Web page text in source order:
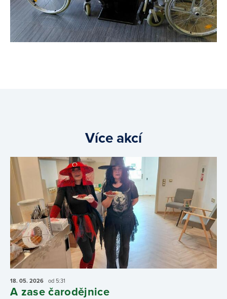
Více akcí
18. 05. 2026 od 5:31
A zase čarodějnice